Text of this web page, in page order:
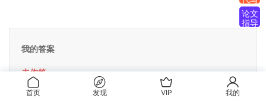
我的答案
未作答
论文
指导
首页 发现 VIP 我的